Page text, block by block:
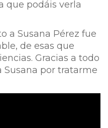
que podáis verla
a Susana Pérez fue
de esas que
Gracias a todo
Susana por tratarme